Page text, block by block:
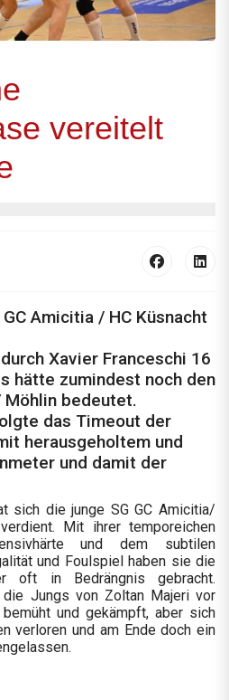
vereitelt
Amicitia / HC Küsnacht
Xavier Franceschi 16
hätte zumindest noch den
bedeutet.
das Timeout der
herausgeholtem und
und damit der
sich die junge SG GC Amicitia/
Mit ihrer temporeichen
und dem subtilen
und Foulspiel haben sie die
oft in Bedrängnis gebracht.
Jungs von Zoltan Majeri vor
und gekämpft, aber sich
verloren und am Ende doch ein